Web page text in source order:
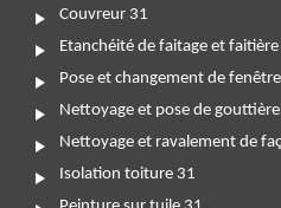
Couvreur 31
Etanchéité de faitage et faitière
Pose et changement de
Nettoyage et pose de
Nettoyage et ravalement de
Isolation toiture 31